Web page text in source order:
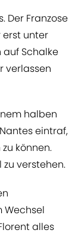
Der Franzose
erst unter
auf Schalke
verlassen
halben
eintraf,
können.
verstehen.
Wechsel
alles